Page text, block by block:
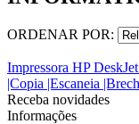
ORDENAR POR:
Impressora HP
|Copia |Escaneia
Receba novidades
Informações